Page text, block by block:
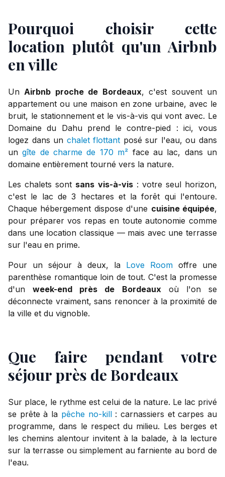
Pourquoi choisir cette
location plutôt qu'un Airbnb
en ville
UnAirbnb proche de Bordeaux, c'est souvent un
appartement ou une maison en zone urbaine, avec le
bruit, le stationnement et le vis-à-vis qui vont avec. Le
Domaine du Dahu prend le contre-pied : ici, vous
logez dans un chalet flottant posé sur l'eau, ou dans
ungîte de charme de 170 m² face au lac, dans un
domaine entièrement tourné vers la nature.
Les chalets sont sans vis-à-vis: votre seul horizon,
c'est le lac de 3 hectares et la forêt qui l'entoure.
Chaque hébergement dispose d'une cuisine équipée,
pour préparer vos repas en toute autonomie comme
dans une location classique — mais avec une terrasse
sur l'eau en prime.
Pour un séjour à deux, la Love Room offre une
parenthèse romantique loin de tout. C'est la promesse
d'unweek-end près de Bordeauxoù l'on se
déconnecte vraiment, sans renoncer à la proximité de
la ville et du vignoble.
Que faire pendant votre
séjour près de Bordeaux
Sur place, le rythme est celui de la nature. Le lac privé
se prête à la pêche no-kill: carnassiers et carpes au
programme, dans le respect du milieu. Les berges et
les chemins alentour invitent à la balade, à la lecture
sur la terrasse ou simplement au farniente au bord de
l'eau.